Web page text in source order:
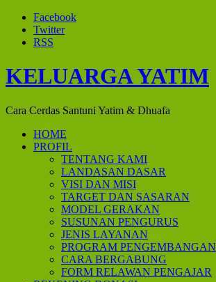
Facebook
Twitter
RSS
KELUARGA YATIM
Cara Cerdas Santuni Yatim & Dhuafa
HOME
PROFIL
TENTANG KAMI
LANDASAN DASAR
VISI DAN MISI
TARGET DAN SASARAN
MODEL GERAKAN
SUSUNAN PENGURUS
JENIS LAYANAN
PROGRAM PENGEMBANGAN
CARA BERGABUNG
FORM RELAWAN PENGAJAR